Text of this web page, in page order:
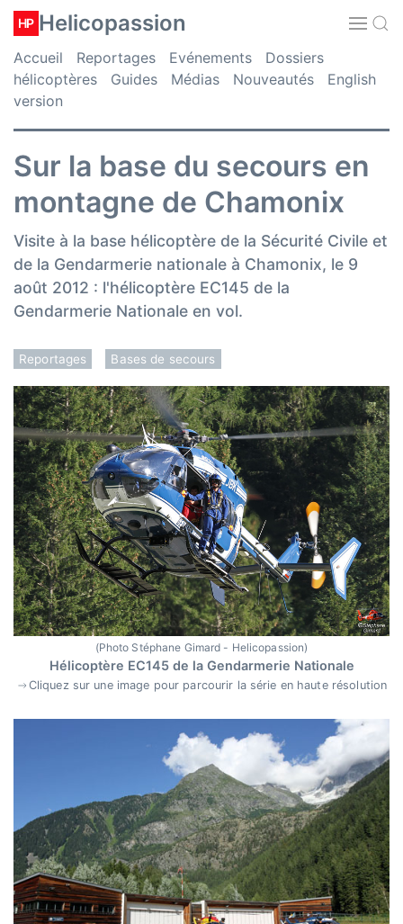
HP Helicopassion
Accueil Reportages Evénements
Dossiers
hélicoptères
Guides Médias Nouveautés
English
version
Sur la base du secours en
montagne de Chamonix
Visite à la base hélicoptère de la Sécurité Civile et
de la Gendarmerie nationale à Chamonix, le 9
août 2012 : l'hélicoptère EC145 de la
Gendarmerie Nationale en vol.
Reportages Bases de secours
(Photo Stéphane Gimard - Helicopassion)
Hélicoptère EC145 de la Gendarmerie Nationale
Cliquez sur une image pour parcourir la série en haute résolution